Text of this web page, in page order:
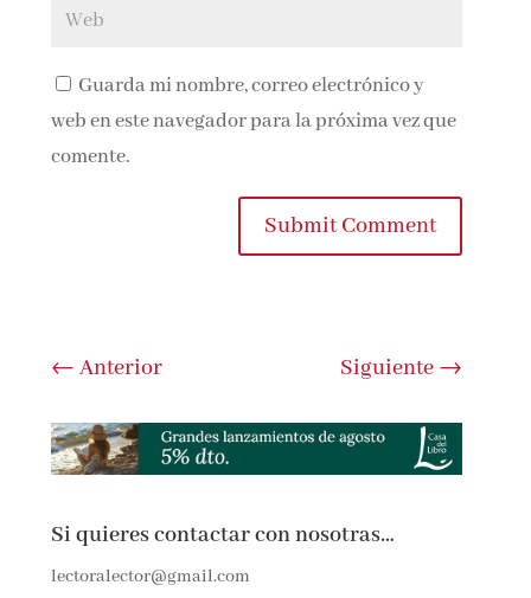
Guarda mi nombre, correo electrónico y
web en este navegador para la próxima vez que
comente.
Submit Comment
←Anterior Siguiente→
Si quieres contactar con nosotras…
lectoralector@gmail.com